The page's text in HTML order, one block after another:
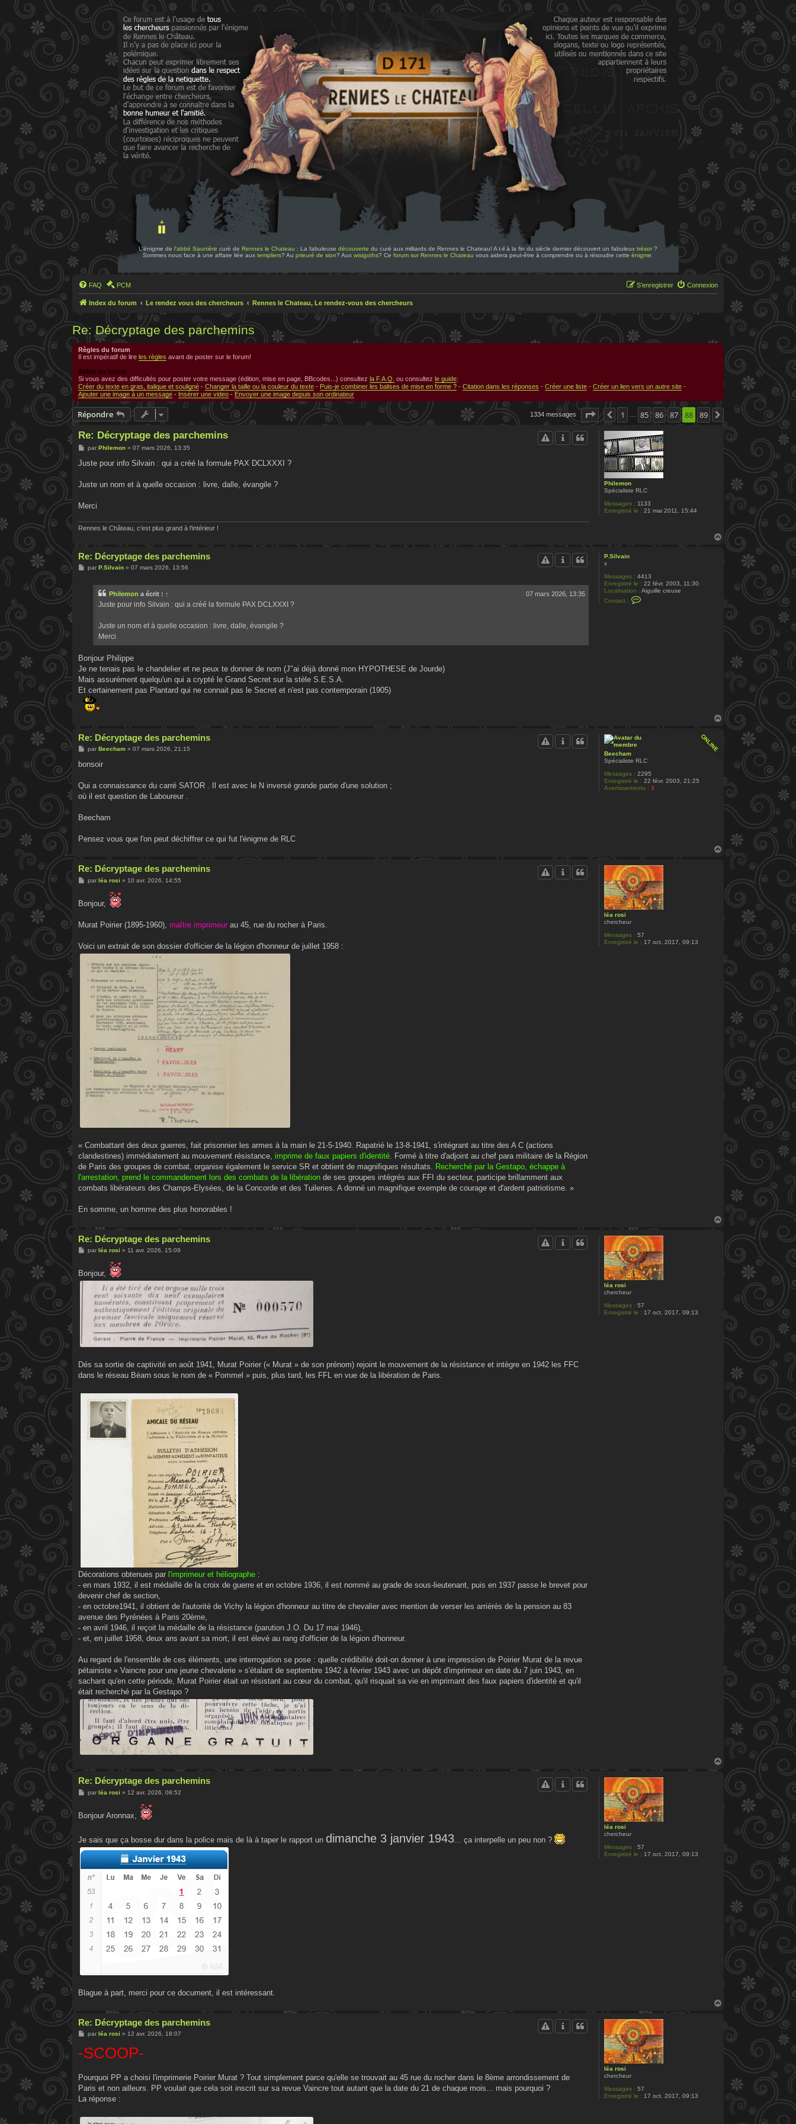
L'énigme de l'abbé Saunière curé de Rennes le Chateau : La fabuleuse découverte du curé aux milliards de Rennes le Chateau! A t-il à la fin du siècle dernier découvert un fabuleux trésor ?
Sommes nous face à une affaire liée aux templiers? Au prieuré de sion? Aux wisigoths? Ce forum sur Rennes le Chateau vous aidera peut-être à comprendre ou à résoudre cette énigme
FAQ PCM Connexion
S’enregistrer
Index du forum Le rendez vous des chercheurs Rennes le Chateau, Le rendez-vous des chercheurs
Re: Décryptage des parchemins
Règles du forum
Il est impératif de lire les règles avant de poster sur le forum!
Aides du forum
Si vous avez des difficultés pour poster votre message (édition, mise en page, BBcodes...) consultez la F.A.Q. ou consultez le guide:
Créer du texte en gras, italique et souligné - Changer la taille ou la couleur du texte - Puis-je combiner les balises de mise en forme ? - Citation dans les réponses - Créer une liste - Créer un lien vers un autre site -
Ajouter une image à un message - Insérer une video - Envoyer une image depuis son ordinateur
Répondre 1334 messages Page 88sur 89
Précédente
1 85 86 87 88 89 Suivante
Philemon
Spécialiste RLC
Messages : 1133
Enregistré le : 21 mai 2011, 15:44
Re: Décryptage des parchemins
M
s
g
par Philemon» 07 mars 2026, 13:35
Juste pour info Silvain : qui a créé la formule PAX DCLXXXI ?
Juste un nom et à quelle occasion : livre, dalle, évangile ?
Merci
Rennes le Château, c'est plus grand à l'intérieur !
H
a
P.Silvain
x
Messages : 4413
Enregistré le : 22 févr. 2003, 11:30
Localisation : Aiguille creuse
Contact :
Re: Décryptage des parchemins
Mpar P.Silvain» 07 mars 2026, 13:56
Philemon a écrit : ↑ 07 mars 2026, 13:35
Juste pour info Silvain : qui a créé la formule PAX DCLXXXI ?
Juste un nom et à quelle occasion : livre, dalle, évangile ?
Merci
Bonjour Philippe
Je ne tenais pas le chandelier et ne peux te donner de nom (J"ai déjà donné mon HYPOTHESE de Jourde)
Mais assurément quelqu'un qui a crypté le Grand Secret sur la stèle S.E.S.A.
Et certainement pas Plantard qui ne connait pas le Secret et n'est pas contemporain (1905)
a
Beecham
Spécialiste RLC
Messages : 2295
Enregistré le : 22 févr. 2003, 21:25
Avertissements : 3
Re: Décryptage des parchemins
M
s
g
par Beecham» 07 mars 2026, 21:15
bonsoir
Qui a connaissance du carré SATOR . Il est avec le N inversé grande partie d'une solution ;
où il est question de Laboureur .
Beecham
Pensez vous que l'on peut déchiffrer ce qui fut l'énigme de RLC
léa rosi
chercheur
Messages : 57
Enregistré le : 17 oct. 2017, 09:13
Re: Décryptage des parchemins
M
s
a
e
par léa rosi » 10 avr. 2026, 14:55
Bonjour,
Murat Poirier (1895-1960), maître imprimeur au 45, rue du rocher à Paris.
Voici un extrait de son dossier d'officier de la légion d'honneur de juillet 1958 :
« Combattant des deux guerres, fait prisonnier les armes à la main le 21-5-1940. Rapatrié le 13-8-1941, s'intégrant au titre des A C (actions
clandestines) immédiatement au mouvement résistance, imprime de faux papiers d'identité . Formé à titre d'adjoint au chef para militaire de la Région
de Paris des groupes de combat, organise également le service SR et obtient de magnifiques résultats.
Recherché par la Gestapo, échappe à
l'arrestation, prend le commandement lors des combats de la libération de ses groupes intégrés aux FFI du secteur, participe brillamment aux
combats libérateurs des Champs-Elysées, de la Concorde et des Tuileries. A donné un magnifique exemple de courage et d'ardent patriotisme. »
En somme, un homme des plus honorables !
léa rosi
chercheur
Messages : 57
Enregistré le : 17 oct. 2017, 09:13
Re: Décryptage des parchemins
M
s
a
par léa rosi » 11 avr. 2026, 15:09
Bonjour,
Dés sa sortie de captivité en août 1941, Murat Poirier (« Murat » de son prénom) rejoint le mouvement de la résistance et intègre en 1942 les FFC
dans le réseau Béarn sous le nom de « Pommel » puis, plus tard, les FFL en vue de la libération de Paris.
Décorations obtenues par l'imprimeur et héliographe :
- en mars 1932, il est médaillé de la croix de guerre et en octobre 1936, il est nommé au grade de sous-lieutenant, puis en 1937 passe le brevet pour
devenir chef de section,
- en octobre1941, il obtient de l'autorité de Vichy la légion d'honneur au titre de chevalier avec mention de verser les arriérés de la pension au 83
avenue des Pyrénées à Paris 20ème,
- en avril 1946, il reçoit la médaille de la résistance (parution J.O. Du 17 mai 1946),
- et, en juillet 1958, deux ans avant sa mort, il est élevé au rang d'officier de la légion d'honneur.
Au regard de l'ensemble de ces éléments, une interrogation se pose : quelle crédibilité doit-on donner à une impression de Poirier Murat de la revue
pétainiste « Vaincre pour une jeune chevalerie » s'étalant de septembre 1942 à février 1943 avec un dépôt d'imprimeur en date du 7 juin 1943, en
sachant qu'en cette période, Murat Poirier était un résistant au cœur du combat, qu'il risquait sa vie en imprimant des faux papiers d'identité et qu'il
était recherché par la Gestapo ?
u
léa rosi
chercheur
Messages : 57
Enregistré le : 17 oct. 2017, 09:13
Re: Décryptage des parchemins
M
s
a
par léa rosi » 12 avr. 2026, 08:52
Bonjour Aronnax,
Je sais que ça bosse dur dans la police mais de là à taper le rapport un dimanche 3 janvier 1943 ... ça interpelle un peu non ?
Blague à part, merci pour ce document, il est intéressant.
t
léa rosi
chercheur
Messages : 57
Enregistré le : 17 oct. 2017, 09:13
Re: Décryptage des parchemins
M
s
s
e
par léa rosi » 12 avr. 2026, 18:07
-SCOOP-
Pourquoi PP a choisi l'imprimerie Poirier Murat ? Tout simplement parce qu'elle se trouvait au 45 rue du rocher dans le 8ème arrondissement de
Paris et non ailleurs. PP voulait que cela soit inscrit sur sa revue Vaincre tout autant que la date du 21 de chaque mois... mais pourquoi ?
La réponse :